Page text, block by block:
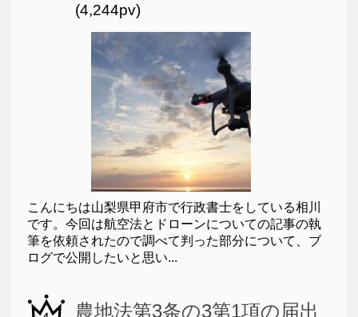
(4,244pv)
こんにちは山梨県甲府市で行政書士をしている相川
です。今回は航空法とドローンについての記事の執
筆を依頼されたので調べて判った部分について、ブ
ログで公開したいと思い...
農地法第3条の3第1項の届出